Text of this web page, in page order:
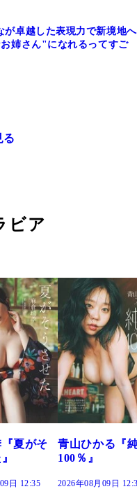
が卓越した表現力で新境地へ
姉さん"になれるってすご
る
ビア
ひかる『純度
』
08月09日 12:30
溝端 葵
つの、あ
で。』
2026年08月